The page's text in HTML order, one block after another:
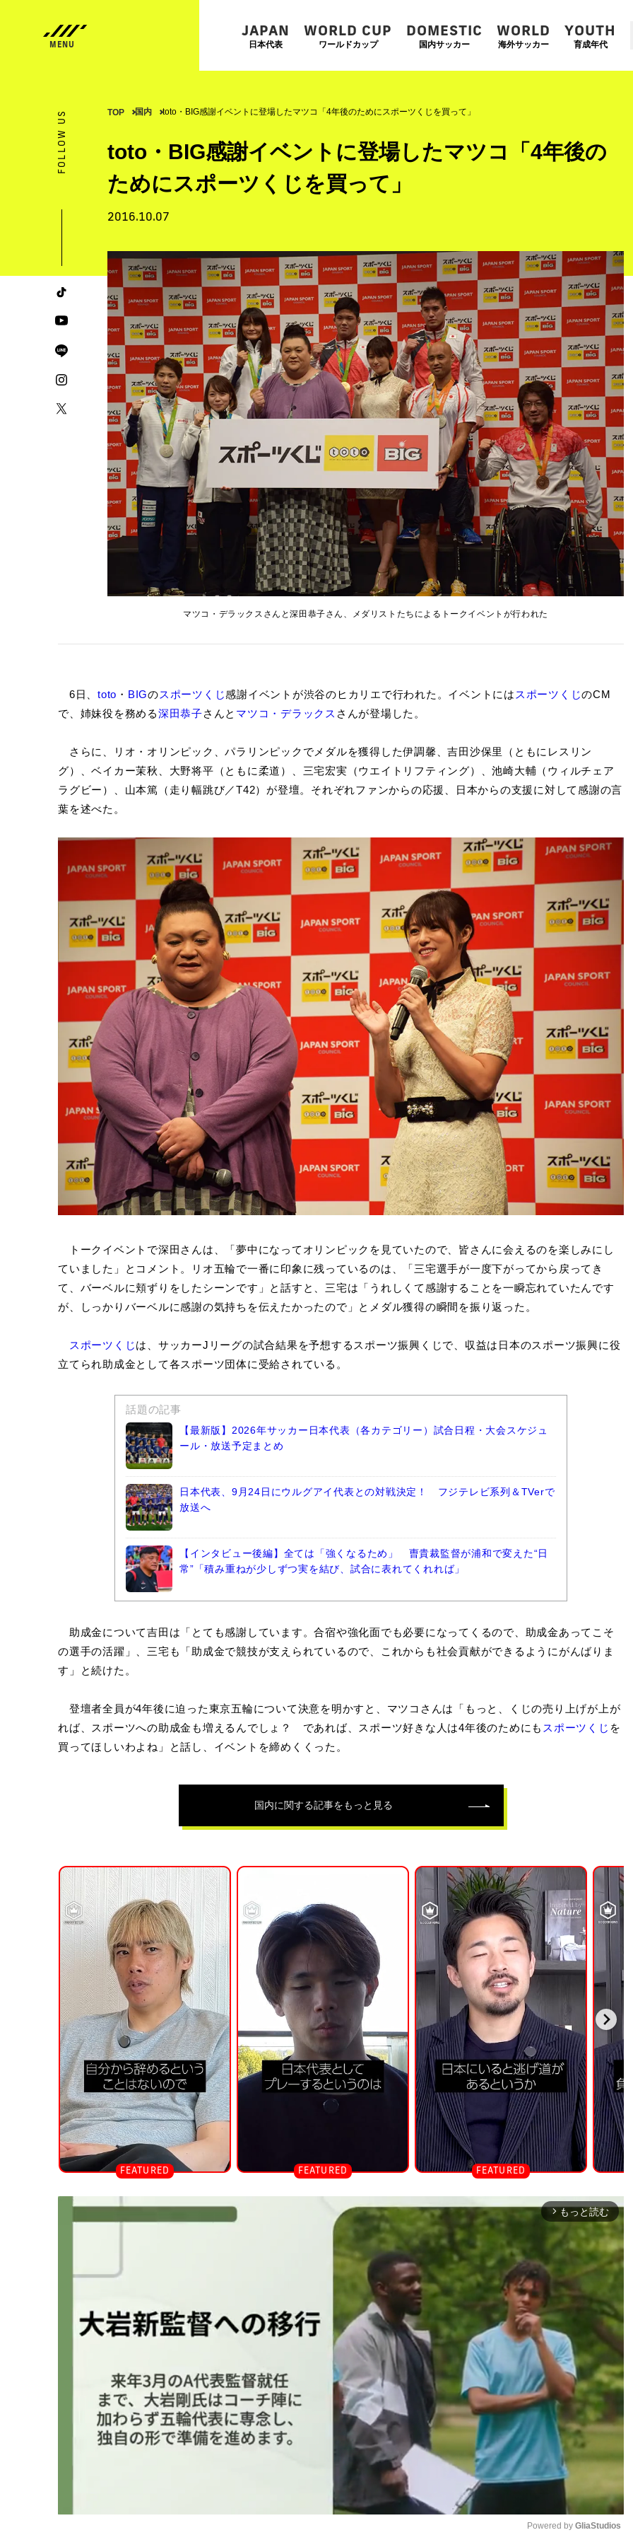
JAPAN
日本代表
WORLD CUP
ワールドカップ
DOMESTIC
国内サッカー
WORLD
海外サッカー
YOUTH
育成年代
FOLLOW US TOP 国内 toto・BIG感謝イベントに登場したマツコ「4年後のためにスポーツくじを買って」
toto・BIG感謝イベントに登場したマツコ「4年後の
ためにスポーツくじを買って」
2016.10.07
マツコ・デラックスさんと深田恭子さん、メダリストたちによるトークイベントが行われた
6日、 toto ・ BIGのスポーツくじ感謝イベントが渋谷のヒカリエで行われた。イベントには スポーツくじのCM
で、姉妹役を務める深田恭子さんと マツコ・デラックス さんが登場した。
さらに、リオ・オリンピック、パラリンピックでメダルを獲得した伊調馨、吉田沙保里（ともにレスリン
グ）、ベイカー茉秋、大野将平（ともに柔道）、三宅宏実（ウエイトリフティング）、池崎大輔（ウィルチェア
ラグビー）、山本篤（走り幅跳び／T42）が登壇。それぞれファンからの応援、日本からの支援に対して感謝の言
葉を述べた。
トークイベントで深田さんは、「夢中になってオリンピックを見ていたので、皆さんに会えるのを楽しみにし
ていました」とコメント。リオ五輪で一番に印象に残っているのは、「三宅選手が一度下がってから戻ってき
て、バーベルに頬ずりをしたシーンです」と話すと、三宅は「うれしくて感謝することを一瞬忘れていたんです
が、しっかりバーベルに感謝の気持ちを伝えたかったので」とメダル獲得の瞬間を振り返った。
スポーツくじは、サッカーJリーグの試合結果を予想するスポーツ振興くじで、収益は日本のスポーツ振興に役
立てられ助成金として各スポーツ団体に受給されている。
話題の記事
【最新版】2026年サッカー日本代表（各カテゴリー）試合日程・大会スケジュ
ール・放送予定まとめ
日本代表、9月24日にウルグアイ代表との対戦決定！ フジテレビ系列＆TVerで
放送へ
【インタビュー後編】全ては「強くなるため」 曺貴裁監督が浦和で変えた“日
常”「積み重ねが少しずつ実を結び、試合に表れてくれれば」
助成金について吉田は「とても感謝しています。合宿や強化面でも必要になってくるので、助成金あってこそ
の選手の活躍」、三宅も「助成金で競技が支えられているので、これからも社会貢献ができるようにがんばりま
す」と続けた。
登壇者全員が4年後に迫った東京五輪について決意を明かすと、マツコさんは「もっと、くじの売り上げが上が
れば、スポーツへの助成金も増えるんでしょ？ であれば、スポーツ好きな人は4年後のためにも スポーツくじ を
買ってほしいわよね」と話し、イベントを締めくくった。
国内に関する記事をもっと見る
arrow_forward_ios もっと読む
Powered by GliaStudios